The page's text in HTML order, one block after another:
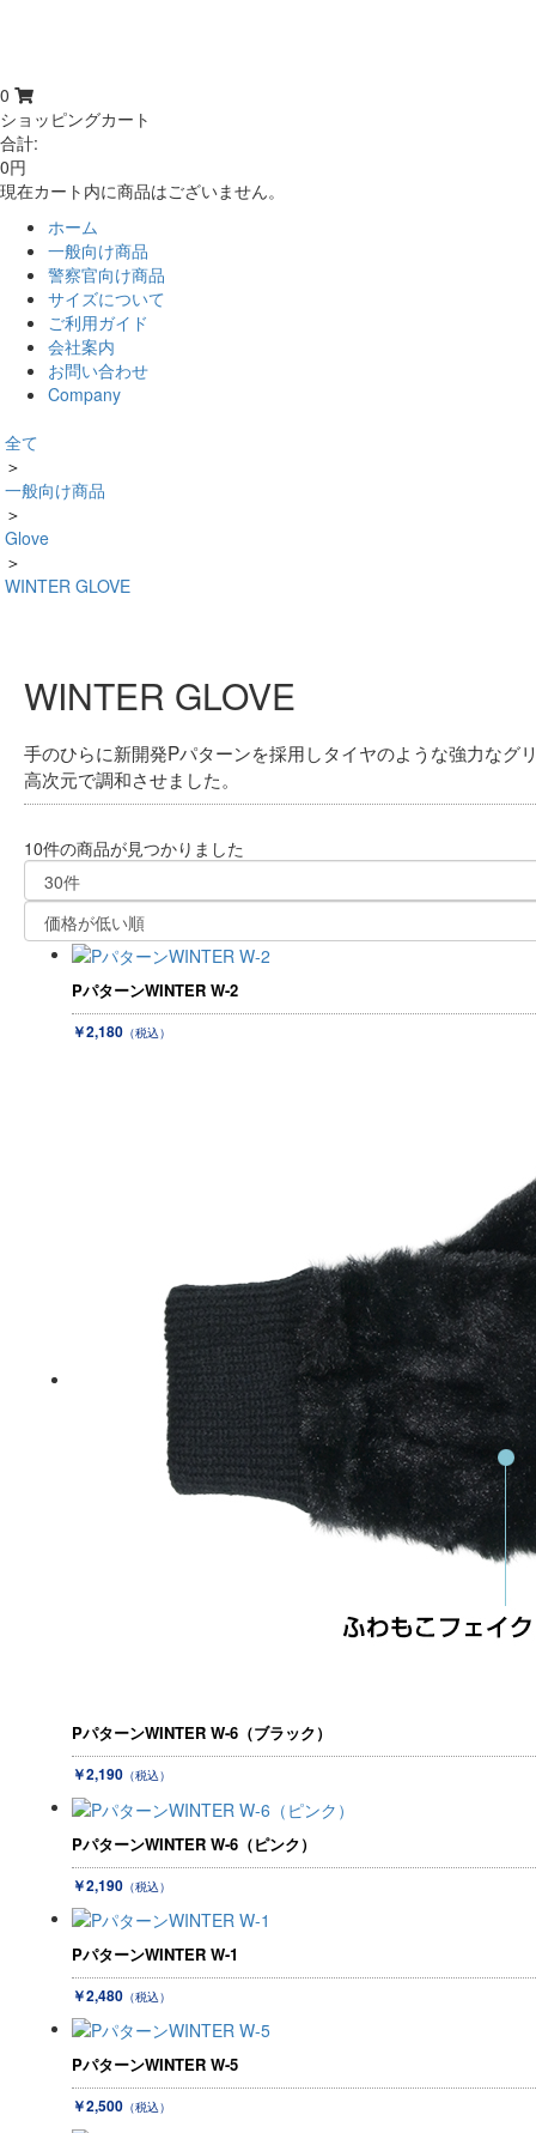
0
ショッピングカート
合計:
0円
現在カート内に商品はございません。
ホーム
一般向け商品
警察官向け商品
サイズについて
ご利用ガイド
会社案内
お問い合わせ
Company
全て
＞
一般向け商品
＞
Glove
＞
WINTER GLOVE
WINTER GLOVE
手のひらに新開発Pパターンを採用しタイヤのような強力なグ
高次元で調和させました。
10件の商品が見つかりました
PパターンWINTER W-2
￥2,180 （税込）
PパターンWINTER W-6（ブラック）
￥2,190 （税込）
PパターンWINTER W-6（ピンク）
￥2,190 （税込）
PパターンWINTER W-1
￥2,480 （税込）
PパターンWINTER W-5
￥2,500 （税込）